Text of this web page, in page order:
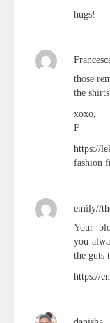
hugs!
those
the
xoxo,
F
https://
fashion
emily//
Your
you
the guts
https://